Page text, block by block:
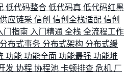
低代码整合 低代码真 低代码红黑
供应链采 信创 信创全栈适配 信创
门指南 入门精通 全栈 全流程工作
分布式事务 分布式架构 分布式缓
功能 功能全面 功能最强 功能堆
发 协程 协程池 卡顿排查 危机 厂